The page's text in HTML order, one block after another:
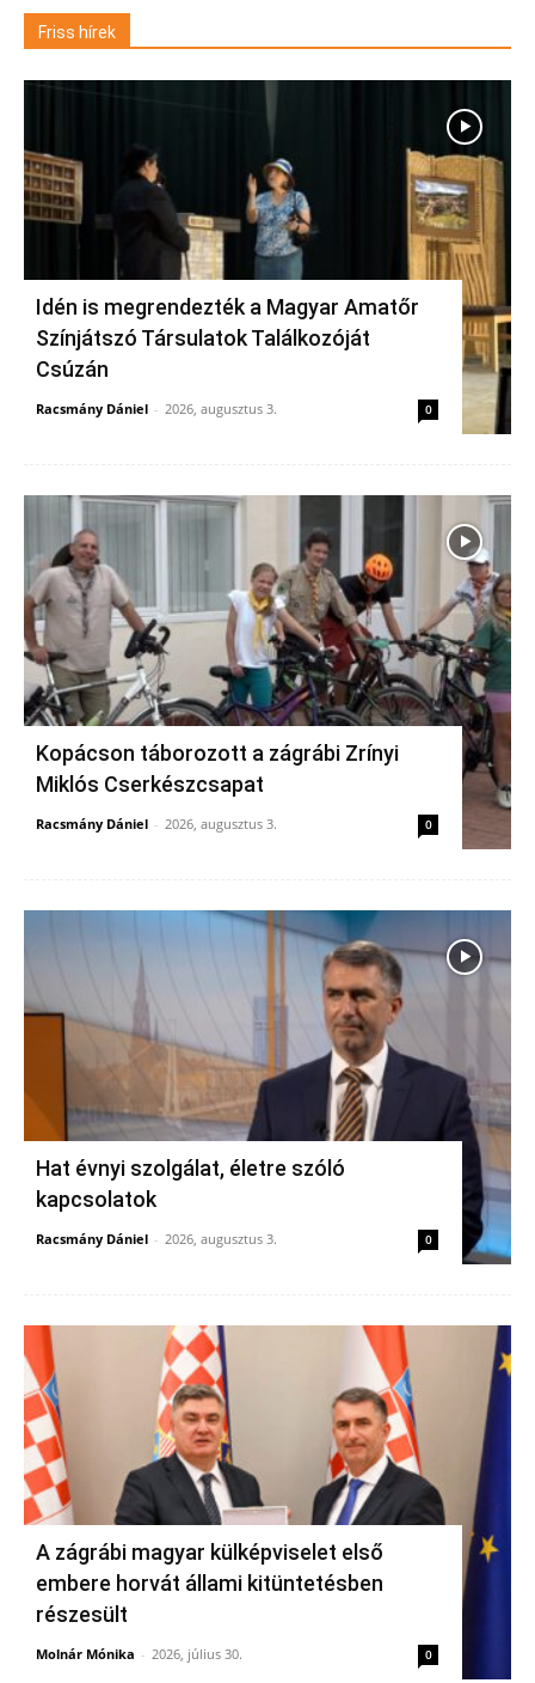
Friss hírek
Idén is megrendezték a Magyar Amatőr
Színjátszó Társulatok Találkozóját
Csúzán
Racsmány Dániel - 2026, augusztus 3. 0
Kopácson táborozott a zágrábi Zrínyi
Miklós Cserkészcsapat
Racsmány Dániel - 2026, augusztus 3. 0
Hat évnyi szolgálat, életre szóló
kapcsolatok
Racsmány Dániel - 2026, augusztus 3. 0
A zágrábi magyar külképviselet első
embere horvát állami kitüntetésben
részesült
Molnár Mónika - 2026, július 30. 0